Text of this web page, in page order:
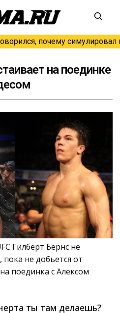
почему симулировал
на поединке
Гилберт Бернс не
пока не добьется от
поединка с Алексом
ты там делаешь?